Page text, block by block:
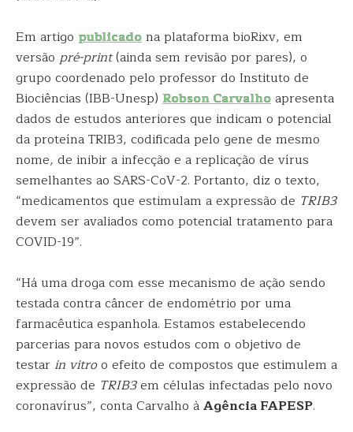
Em artigo publicadona plataforma bioRixv, em
versão pré-print(ainda sem revisão por pares), o
grupo coordenado pelo professor do Instituto de
Biociências (IBB-Unesp) Robson Carvalhoapresenta
dados de estudos anteriores que indicam o potencial
da proteína TRIB3, codificada pelo gene de mesmo
nome, de inibir a infecção e a replicação de vírus
semelhantes ao SARS-CoV-2. Portanto, diz o texto,
“medicamentos que estimulam a expressão de TRIB3
devem ser avaliados como potencial tratamento para
COVID-19”.
“Há uma droga com esse mecanismo de ação sendo
testada contra câncer de endométrio por uma
farmacêutica espanhola. Estamos estabelecendo
parcerias para novos estudos com o objetivo de
testar in vitroo efeito de compostos que estimulem a
expressão de TRIB3em células infectadas pelo novo
coronavírus”, conta Carvalho àAgência FAPESP.